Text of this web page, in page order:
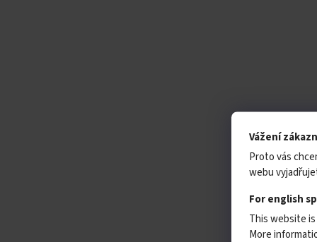
Vážení
Proto vás
webu
For english
This website
More